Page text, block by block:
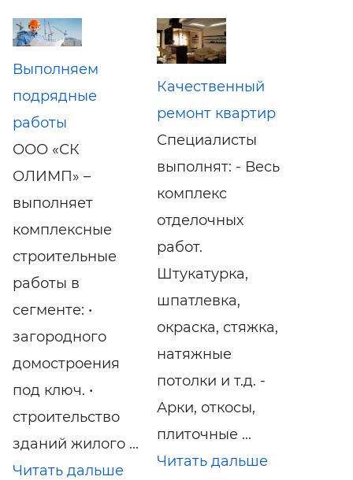
Выполняем
подрядные
работы
ООО «СК
ОЛИМП» –
выполняет
комплексные
строительные
работы в
сегменте: •
загородного
домостроения
под ключ. •
строительство
зданий жилого ...
Читать дальше
Качественный
ремонт квартир
Специалисты
выполнят: - Весь
комплекс
отделочных
работ.
Штукатурка,
шпатлевка,
окраска, стяжка,
натяжные
потолки и т.д. -
Арки, откосы,
плиточные ...
Читать дальше